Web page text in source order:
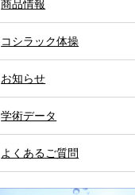
商品情報
コシラック体操
お知らせ
学術データ
よくあるご質問